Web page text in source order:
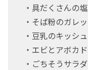
・具だくさんの
・そば粉のガレ
・豆乳のキッシ
・エビとアボカ
・ごちそうサラ